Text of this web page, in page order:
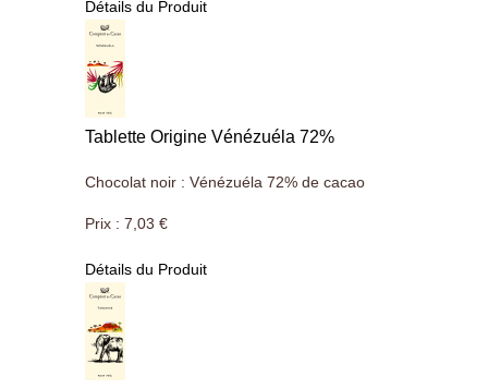
Détails du Produit
Tablette Origine Vénézuéla 72%
Chocolat noir : Vénézuéla 72% de cacao
Prix : 7,03 €
Détails du Produit